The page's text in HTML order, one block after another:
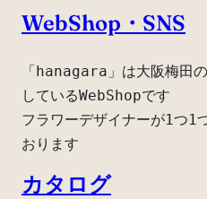
WebShop・SNS
「hanagara」は大阪梅田
しているWebShopです
フラワーデザイナーが1つ1
おります
カタログ